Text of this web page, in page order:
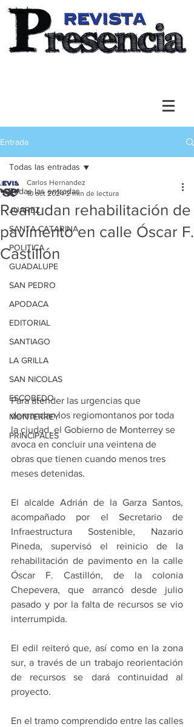
Entrada
Todas las entradas
JUAREZ
SANTA CATARINA
POLITICA
GUADALUPE
SAN PEDRO
APODACA
EDITORIAL
SANTIAGO
LA GRILLA
SAN NICOLAS
ESCOBEDO
MONTERREY
PRINCIPALES
Todas las entradas
Reanudan rehabilitación de
pavimento en calle Óscar F.
Castillón
Carlos Hernandez
10 oct 2024 2 min de lectura
Para atender las urgencias que
demandan los regiomontanos por toda
la ciudad, el Gobierno de Monterrey se
avoca en concluir una veintena de
obras que tienen cuando menos tres
meses detenidas.
El alcalde Adrián de la Garza Santos,
acompañado por el Secretario de
Infraestructura Sostenible, Nazario
Pineda, supervisó el reinicio de la
rehabilitación de pavimento en la calle
Óscar F. Castillón, de la colonia
Chepevera, que arrancó desde julio
pasado y por la falta de recursos se vio
interrumpida.
El edil reiteró que, así como en la zona
sur, a través de un trabajo reorientación
de recursos se dará continuidad al
proyecto.
En el tramo comprendido entre las calles